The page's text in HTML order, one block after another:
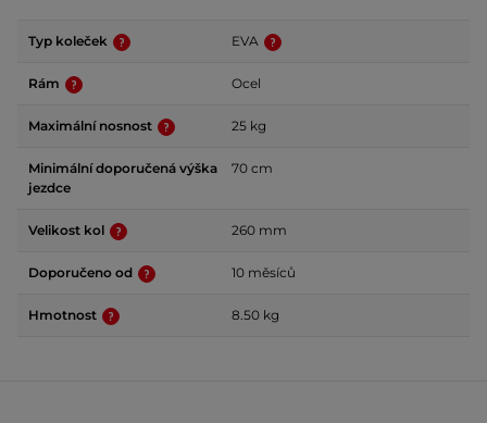
Typ koleček EVA
Rám Ocel
Maximální nosnost 25 kg
Minimální doporučená výška
jezdce
70 cm
Velikost kol 260 mm
Doporučeno od 10 měsíců
Hmotnost 8.50 kg